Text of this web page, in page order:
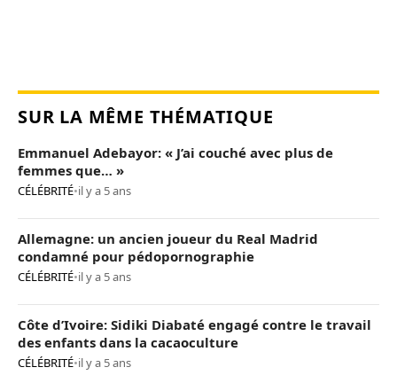
SUR LA MÊME THÉMATIQUE
Emmanuel Adebayor: « J’ai couché avec plus de
femmes que… »
CÉLÉBRITÉ•il y a 5 ans
Allemagne: un ancien joueur du Real Madrid
condamné pour pédopornographie
CÉLÉBRITÉ•il y a 5 ans
Côte d’Ivoire: Sidiki Diabaté engagé contre le travail
des enfants dans la cacaoculture
CÉLÉBRITÉ•il y a 5 ans